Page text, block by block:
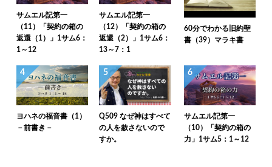
サムエル記第一
（11）「契約の箱の
返還（1）」1サム6：
1～12
サムエル記第一
（12）「契約の箱の
返還（2）」1サム6：
13～7：1
60分でわかる旧約聖
書（39）マラキ書
4
ヨハネの福音書（1）
－前書き－
5
Q509 なぜ神はすべて
の人を赦さないので
すか。
6
サムエル記第一
（10）「契約の箱の
力」1サム5：1～12